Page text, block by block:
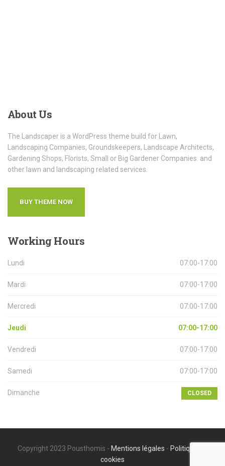
About Us
The Landscaper is a WordPress theme build for Lawn,
Landscaping Companies, Groundskeepers, Landscape Architects,
Gardening Shops, Florists, Small or Big Gardener Companies. and
other lawn and landscaping related services.
BUY THEME NOW
Working Hours
Lundi 07:00-17:00
Mardi 07:00-17:00
Mercredi 07:00-17:00
Jeudi 07:00-17:00
Vendredi 07:00-17:00
Samedi 07:00-17:00
Dimanche CLOSED
Copyright 2023 Pousthomis - Mentions légales - Politique de
cookies